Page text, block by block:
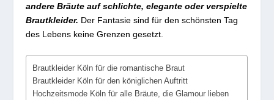
andere Bräute auf schlichte, elegante oder verspielte
Brautkleider. Der Fantasie sind für den schönsten Tag
des Lebens keine Grenzen gesetzt.
Brautkleider Köln für die romantische Braut
Brautkleider Köln für den königlichen Auftritt
Hochzeitsmode Köln für alle Bräute, die Glamour lieben